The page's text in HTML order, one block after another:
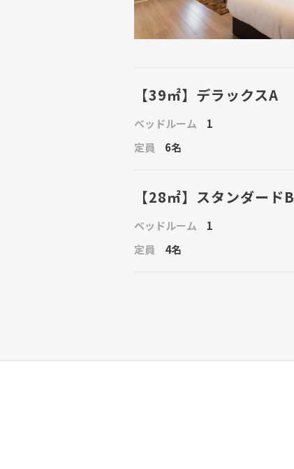
【39㎡】デラックスA
ベッドルーム
1
定員
6名
【28㎡】スタンダードB
ベッドルーム
1
定員
4名